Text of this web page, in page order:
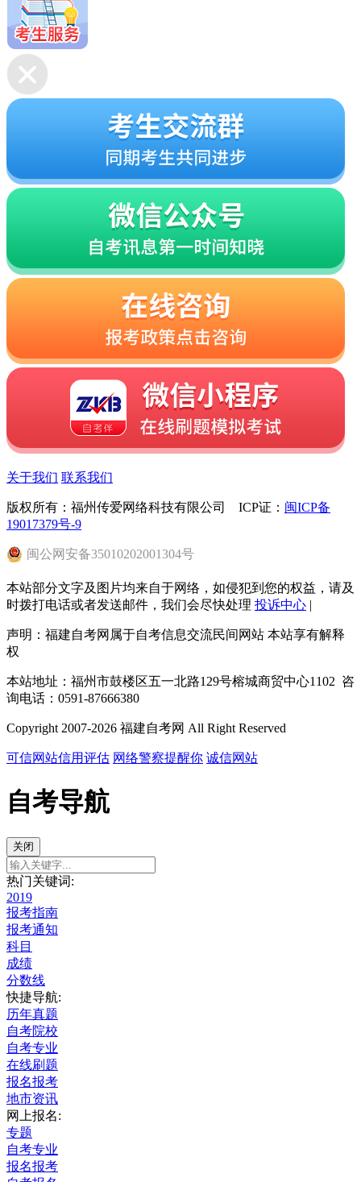
关于我们 联系我们
版权所有：福州传爱网络科技有限公司 ICP证： 闽ICP备
19017379号-9
闽公网安备35010202001304号
本站部分文字及图片均来自于网络，如侵犯到您的权益，请及
时拨打电话或者发送邮件，我们会尽快处理 投诉中心 |
声明：福建自考网属于自考信息交流民间网站 本站享有解释
权
本站地址：福州市鼓楼区五一北路129号榕城商贸中心1102 咨
询电话：0591-87666380
Copyright 2007-2026 福建自考网 All Right Reserved
可信网站信用评估 网络警察提醒你 诚信网站
自考导航
关闭
热门关键词:
2019
报考指南
报考通知
科目
成绩
分数线
快捷导航:
历年真题
自考院校
自考专业
在线刷题
报名报考
地市资讯
网上报名:
专题
自考专业
报名报考